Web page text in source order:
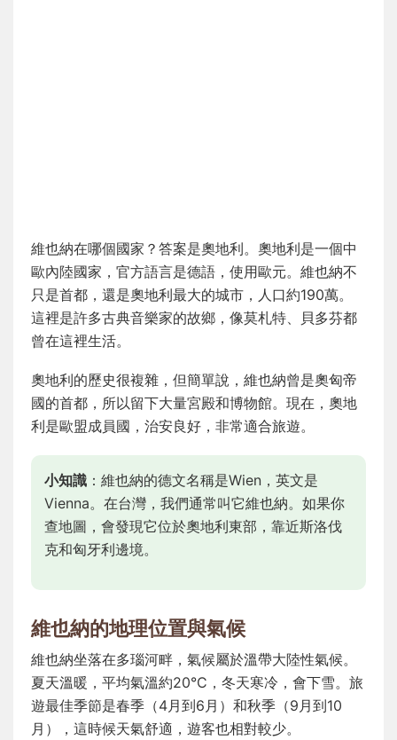
維也納在哪個國家？答案是奧地利。奧地利是一個中
歐內陸國家，官方語言是德語，使用歐元。維也納不
只是首都，還是奧地利最大的城市，人口約190萬。
這裡是許多古典音樂家的故鄉，像莫札特、貝多芬都
曾在這裡生活。
奧地利的歷史很複雜，但簡單說，維也納曾是奧匈帝
國的首都，所以留下大量宮殿和博物館。現在，奧地
利是歐盟成員國，治安良好，非常適合旅遊。
小知識 ：維也納的德文名稱是Wien，英文是
Vienna。在台灣，我們通常叫它維也納。如果你
查地圖，會發現它位於奧地利東部，靠近斯洛伐
克和匈牙利邊境。
維也納的地理位置與氣候
維也納坐落在多瑙河畔，氣候屬於溫帶大陸性氣候。
夏天溫暖，平均氣溫約20°C，冬天寒冷，會下雪。旅
遊最佳季節是春季（4月到6月）和秋季（9月到10
月），這時候天氣舒適，遊客也相對較少。